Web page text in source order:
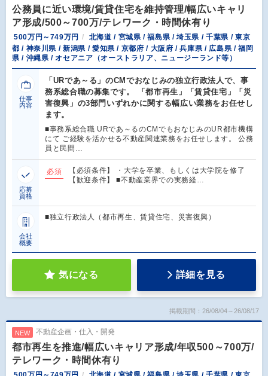
公務員に近い環境/賃貸住宅を維持管理/幅広いキャリ
ア形成/500～700万/テレワーク・時間休有り
500万円～749万円
北海道 / 宮城県 / 福島県 / 埼玉県 / 千葉県 / 東京
都 / 神奈川県 / 新潟県 / 愛知県 / 京都府 / 大阪府 / 兵庫県 / 広島県 / 福岡
県 / 沖縄県 / オセアニア（オーストラリア、ニュージーランド等）
仕事
内容
「URであ～る」のCMでおなじみの独立行政法人で、事
務系総合職の募集です。 「都市再生」「賃貸住宅」「災
害復興」の3部門いずれかに関する幅広い業務をお任せし
ます。
■事務系総合職 URであ～るのCMでもおなじみのUR都市機構
にて ご経験を活かせる不動産関連業務をお任せします。 公務
員と民間…
応募
資格
必須
【必須条件】 ・大学を卒業、もしくは大学院を修了
【歓迎条件】 ■不動産業界での実務経…
会社
概要
■独立行政法人（都市再生、賃貸住宅、災害復興）
気になる 詳細を見る
掲載期間：26/08/04～26/08/17
NEW 不動産企画・仕入・開発
都市再生を推進/幅広いキャリア形成/年収500～700万/
テレワーク・時間休有り